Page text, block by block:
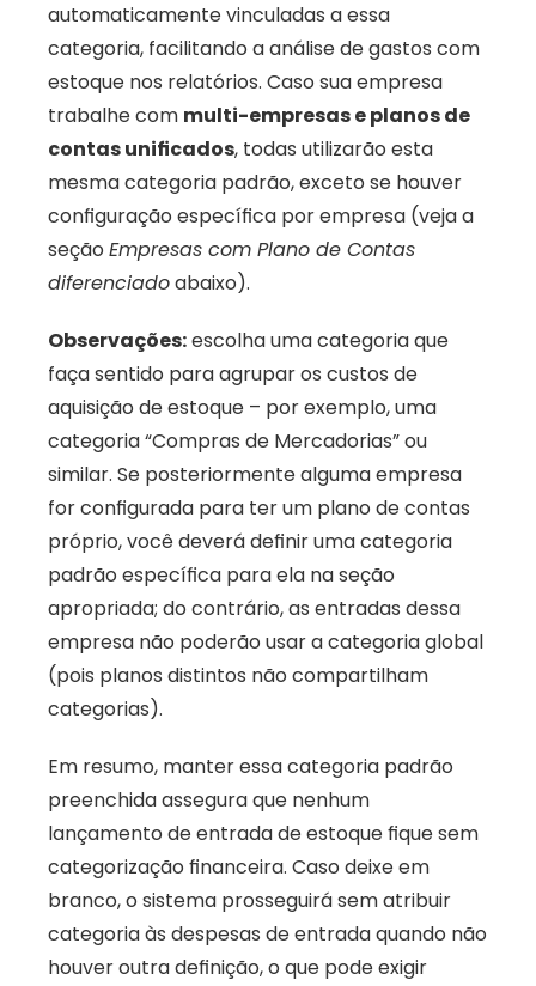
automaticamente vinculadas a essa
categoria, facilitando a análise de gastos com
estoque nos relatórios. Caso sua empresa
trabalhe com multi-empresas e planos de
contas unificados, todas utilizarão esta
mesma categoria padrão, exceto se houver
configuração específica por empresa (veja a
seção Empresas com Plano de Contas
diferenciado abaixo).
Observações: escolha uma categoria que
faça sentido para agrupar os custos de
aquisição de estoque – por exemplo, uma
categoria “Compras de Mercadorias” ou
similar. Se posteriormente alguma empresa
for configurada para ter um plano de contas
próprio, você deverá definir uma categoria
padrão específica para ela na seção
apropriada; do contrário, as entradas dessa
empresa não poderão usar a categoria global
(pois planos distintos não compartilham
categorias).
Em resumo, manter essa categoria padrão
preenchida assegura que nenhum
lançamento de entrada de estoque fique sem
categorização financeira. Caso deixe em
branco, o sistema prosseguirá sem atribuir
categoria às despesas de entrada quando não
houver outra definição, o que pode exigir